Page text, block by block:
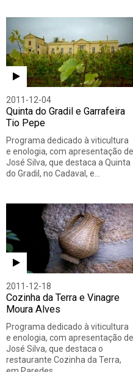
2011-12-04
Quinta do Gradil e Garrafeira
Tio Pepe
Programa dedicado à viticultura
e enologia, com apresentação de
José Silva, que destaca a Quinta
do Gradil, no Cadaval, e…
2011-12-18
Cozinha da Terra e Vinagre
Moura Alves
Programa dedicado à viticultura
e enologia, com apresentação de
José Silva, que destaca o
restaurante Cozinha da Terra,